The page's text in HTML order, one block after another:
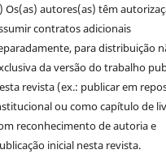
Os(as) autores(as) têm
contratos adicionais
para distribuição
da versão do trabalho
revista (ex.: publicar em
ou como capítulo de
reconhecimento de autoria e
inicial nesta revista.